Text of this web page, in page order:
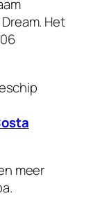
Het
meer